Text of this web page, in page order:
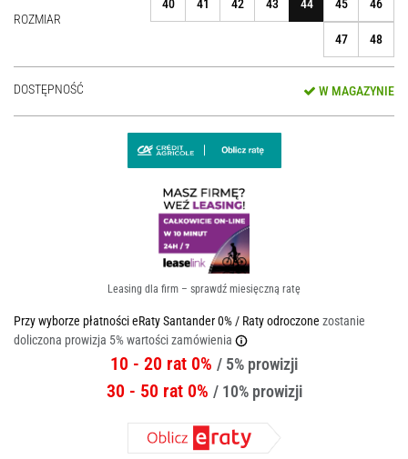
ROZMIAR
40 41 42 43 44 45 46
47 48
DOSTĘPNOŚĆ W MAGAZYNIE
Leasing dla firm – sprawdź miesięczną ratę
Przy wyborze płatności eRaty Santander 0% / Raty odroczone zostanie
doliczona prowizja 5% wartości zamówienia
10 - 20 rat 0% / 5% prowizji
30 - 50 rat 0% / 10% prowizji